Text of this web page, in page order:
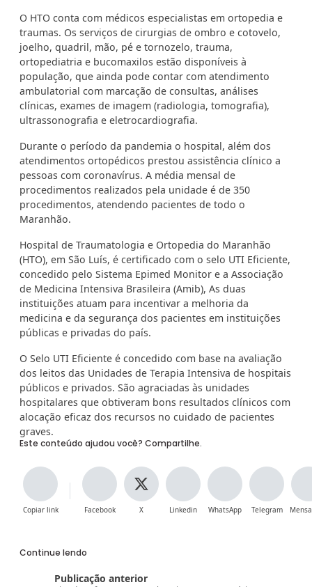
O HTO conta com médicos especialistas em ortopedia e
traumas. Os serviços de cirurgias de ombro e cotovelo,
joelho, quadril, mão, pé e tornozelo, trauma,
ortopediatria e bucomaxilos estão disponíveis à
população, que ainda pode contar com atendimento
ambulatorial com marcação de consultas, análises
clínicas, exames de imagem (radiologia, tomografia),
ultrassonografia e eletrocardiografia.
Durante o período da pandemia o hospital, além dos
atendimentos ortopédicos prestou assistência clínico a
pessoas com coronavírus. A média mensal de
procedimentos realizados pela unidade é de 350
procedimentos, atendendo pacientes de todo o
Maranhão.
Hospital de Traumatologia e Ortopedia do Maranhão
(HTO), em São Luís, é certificado com o selo UTI Eficiente,
concedido pelo Sistema Epimed Monitor e a Associação
de Medicina Intensiva Brasileira (Amib), As duas
instituições atuam para incentivar a melhoria da
medicina e da segurança dos pacientes em instituições
públicas e privadas do país.
O Selo UTI Eficiente é concedido com base na avaliação
dos leitos das Unidades de Terapia Intensiva de hospitais
públicos e privados. São agraciadas às unidades
hospitalares que obtiveram bons resultados clínicos com
alocação eficaz dos recursos no cuidado de pacientes
graves.
Este conteúdo ajudou você? Compartilhe.
Copiar link Facebook X Linkedin WhatsApp Telegram
Continue lendo
Publicação anterior